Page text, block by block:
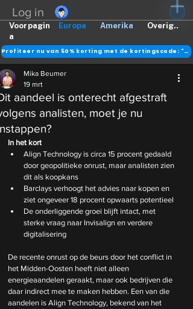
Log in
Europa Amerika Overig..
Voorpagin
a
Profiteer nu van 50% korting met de kortingscode: "DANK"
aandeel is onterecht afgestraft
analisten, moet je nu
Mika Beumer
19 mrt
In het kort
Align Technology is circa 15 procent gedaald
door geopolitieke onrust, maar analisten zien
dit als koopkans
Barclays verhoogt het advies naar kopen en
ziet ongeveer 18 procent opwaarts potentieel
De onderliggende groei blijft intact, met
sterke vraag naar Invisalign en verdere
digitalisering
De recente onrust op de beurs door het conflict in
het Midden-Oosten heeft niet alleen
energieaandelen geraakt, maar ook bedrijven die
daar indirect mee te maken hebben. Een van die
aandelen is Align Technology, bekend van het